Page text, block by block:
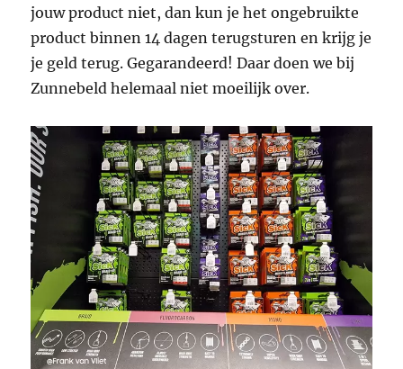
jouw product niet, dan kun je het ongebruikte
product binnen 14 dagen terugsturen en krijg je
je geld terug. Gegarandeerd! Daar doen we bij
Zunnebeld helemaal niet moeilijk over.